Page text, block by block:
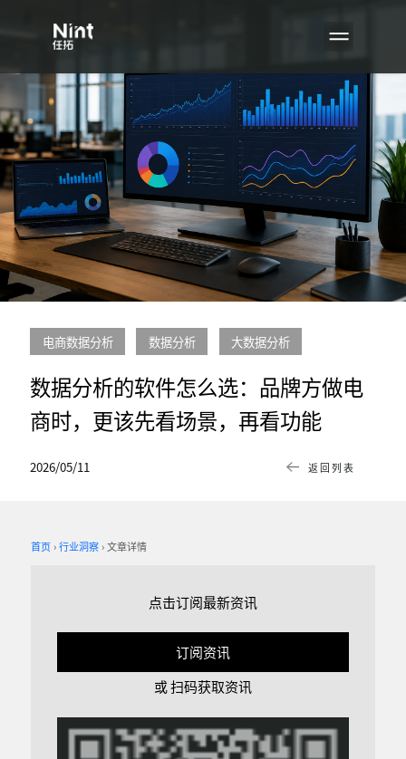
返回列表
2026/05/11
数据分析的软件怎么选：品牌方做电
商时，更该先看场景，再看功能
电商数据分析 数据分析 大数据分析
首页 行业洞察 文章详情
点击订阅最新资讯
订阅资讯
或 扫码获取资讯